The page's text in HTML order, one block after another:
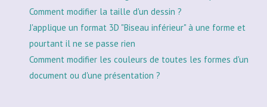
Comment modifier la taille d'un dessin ?
J'applique un format 3D "Biseau inférieur" à une forme et
pourtant il ne se passe rien
Comment modifier les couleurs de toutes les formes d'un
document ou d'une présentation ?